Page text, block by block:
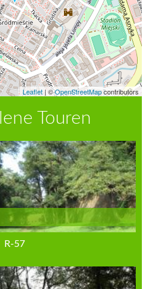
Leaflet |©OpenStreetMapcontributors
Touren
R-57